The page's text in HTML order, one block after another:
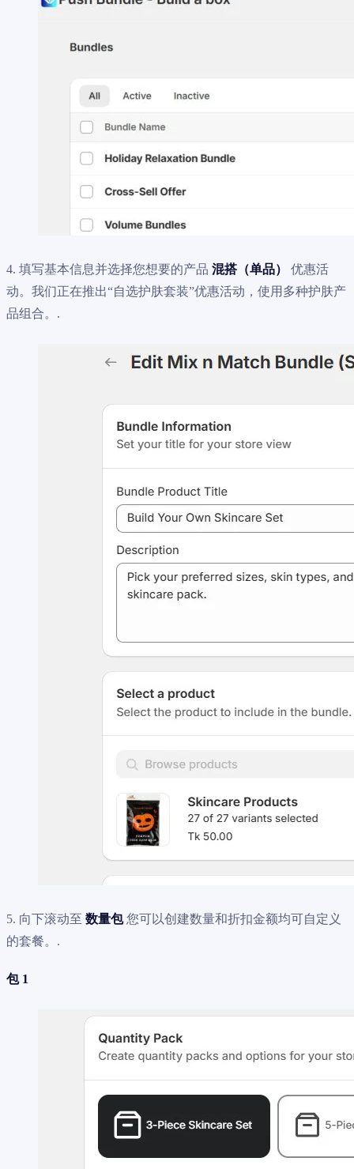
4. 填写基本信息并选择您想要的产品 混搭（单品）
优惠活
动。我们正在推出“自选护肤套装”优惠活动，使用多种护肤产
品组合。.
5. 向下滚动至 数量包您可以创建数量和折扣金额均可自定义
的套餐。.
包 1